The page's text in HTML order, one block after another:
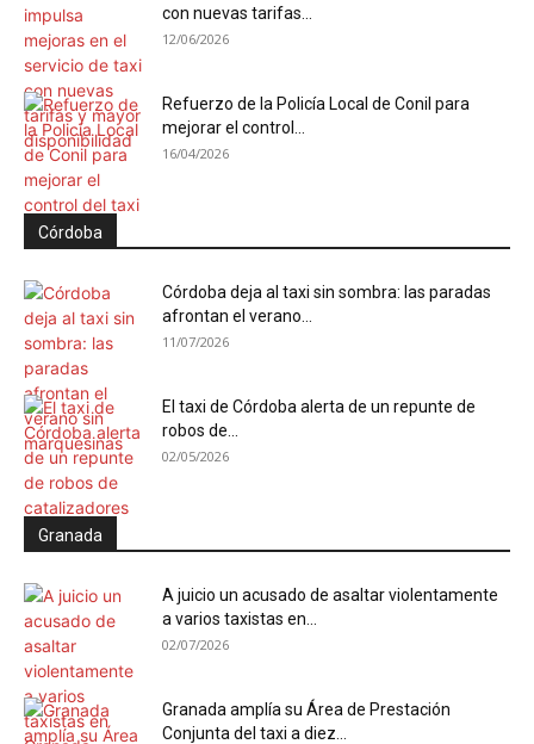
con nuevas tarifas...
12/06/2026
Refuerzo de la Policía Local de Conil para
mejorar el control...
16/04/2026
Córdoba
Córdoba deja al taxi sin sombra: las paradas
afrontan el verano...
11/07/2026
El taxi de Córdoba alerta de un repunte de
robos de...
02/05/2026
Granada
A juicio un acusado de asaltar violentamente
a varios taxistas en...
02/07/2026
Granada amplía su Área de Prestación
Conjunta del taxi a diez...